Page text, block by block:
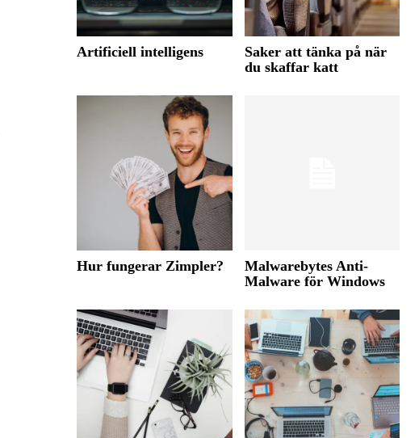
Artificiell intelligens
Saker att tänka på när
du skaffar katt
Hur fungerar Zimpler?
Malwarebytes Anti-
Malware för Windows